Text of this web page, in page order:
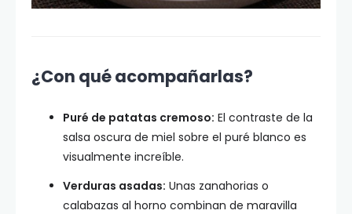
¿Con qué acompañarlas?
Puré de patatas cremoso: El contraste de la
salsa oscura de miel sobre el puré blanco es
visualmente increíble.
Verduras asadas: Unas zanahorias o
calabazas al horno combinan de maravilla